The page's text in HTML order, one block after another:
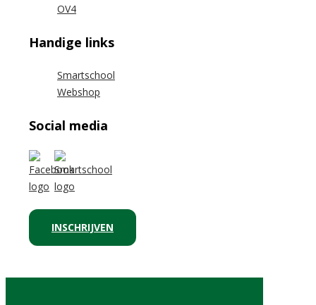
OV4
Handige links
Smartschool
Webshop
Social media
INSCHRIJVEN